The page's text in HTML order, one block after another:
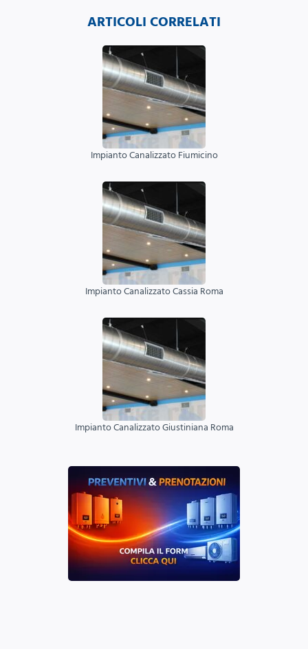
ARTICOLI CORRELATI
Impianto Canalizzato Fiumicino
Impianto Canalizzato Cassia Roma
Impianto Canalizzato Giustiniana Roma